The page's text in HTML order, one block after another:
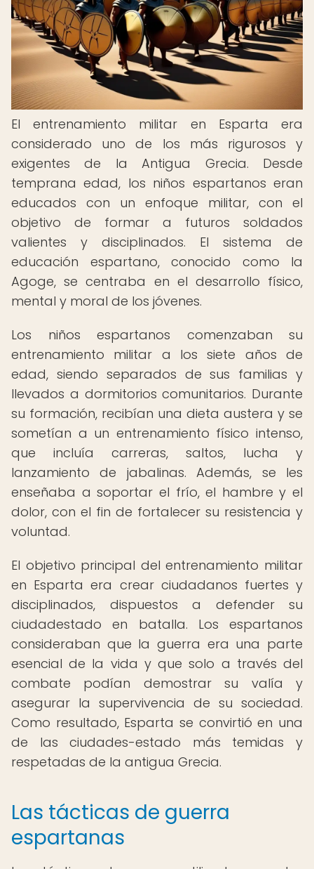
El entrenamiento militar en Esparta era
considerado uno de los más rigurosos y
exigentes de la Antigua Grecia. Desde
temprana edad, los niños espartanos eran
educados con un enfoque militar, con el
objetivo de formar a futuros soldados
valientes y disciplinados. El sistema de
educación espartano, conocido como la
Agoge, se centraba en el desarrollo físico,
mental y moral de los jóvenes.
Los niños espartanos comenzaban su
entrenamiento militar a los siete años de
edad, siendo separados de sus familias y
llevados a dormitorios comunitarios. Durante
su formación, recibían una dieta austera y se
sometían a un entrenamiento físico intenso,
que incluía carreras, saltos, lucha y
lanzamiento de jabalinas. Además, se les
enseñaba a soportar el frío, el hambre y el
dolor, con el fin de fortalecer su resistencia y
voluntad.
El objetivo principal del entrenamiento militar
en Esparta era crear ciudadanos fuertes y
disciplinados, dispuestos a defender su
ciudadestado en batalla. Los espartanos
consideraban que la guerra era una parte
esencial de la vida y que solo a través del
combate podían demostrar su valía y
asegurar la supervivencia de su sociedad.
Como resultado, Esparta se convirtió en una
de las ciudades-estado más temidas y
respetadas de la antigua Grecia.
Las tácticas de guerra
espartanas